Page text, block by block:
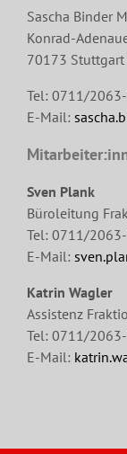
Sascha Binder
Konrad-
70173 Stuttgart
Tel: 0711/
E-Mail:
Sven Plank
Büroleitung
Tel: 0711/
E-Mail:
Katrin Wagler
Assistenz
Tel: 0711/
E-Mail: